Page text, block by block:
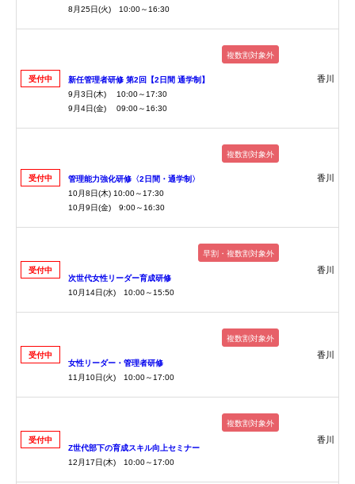
8月25日(火) 10:00～16:30
受付中
複数割対象外
新任管理者研修 第2回【2日間 通学制】
9月3日(木) 10:00～17:30
9月4日(金) 09:00～16:30
香川
受付中
複数割対象外
管理能力強化研修〈2日間・通学制〉
10月8日(木) 10:00～17:30
10月9日(金) 9:00～16:30
香川
受付中
早割・複数割対象外
次世代女性リーダー育成研修
10月14日(水) 10:00～15:50
香川
受付中
複数割対象外
女性リーダー・管理者研修
11月10日(火) 10:00～17:00
香川
受付中
複数割対象外
Z世代部下の育成スキル向上セミナー
12月17日(木) 10:00～17:00
香川